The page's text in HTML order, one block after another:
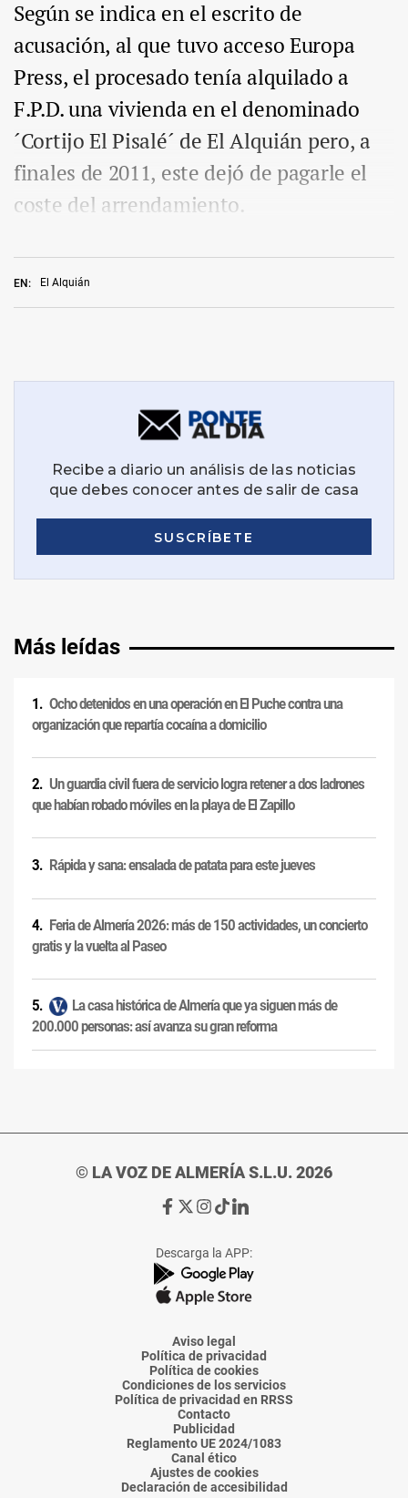
EN: El Alquián
Según se indica en el escrito de
acusación, al que tuvo acceso Europa
Press, el procesado tenía alquilado a
F.P.D. una vivienda en el denominado
´Cortijo El Pisalé´ de El Alquián pero, a
finales de 2011, este dejó de pagarle el
coste del arrendamiento.
Más leídas
Ocho detenidos en una operación en El Puche contra una
organización que repartía cocaína a domicilio
Un guardia civil fuera de servicio logra retener a dos ladrones
que habían robado móviles en la playa de El Zapillo
Rápida y sana: ensalada de patata para este jueves
Feria de Almería 2026: más de 150 actividades, un concierto
gratis y la vuelta al Paseo
La casa histórica de Almería que ya siguen más de
200.000 personas: así avanza su gran reforma
© LA VOZ DE ALMERÍA S.L.U. 2026
Ir
de
La
Voz
Almería
Ir
de
La
Voz
Almería
Ir
de
La
Voz
Almería
Ir
de
La
Voz
Almería
Ir
de
La
Voz
Descarga la APP:
Aviso legal
Política de privacidad
Política de cookies
Condiciones de los servicios
Política de privacidad en RRSS
Contacto
Publicidad
Reglamento UE 2024/1083
Canal ético
Ajustes de cookies
Declaración de accesibilidad